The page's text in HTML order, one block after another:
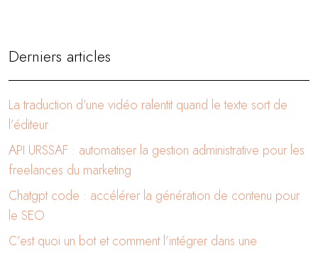
Derniers articles
La traduction d’une vidéo ralentit quand le texte sort de
l’éditeur
API URSSAF : automatiser la gestion administrative pour les
freelances du marketing
Chatgpt code : accélérer la génération de contenu pour
le SEO
C’est quoi un bot et comment l’intégrer dans une